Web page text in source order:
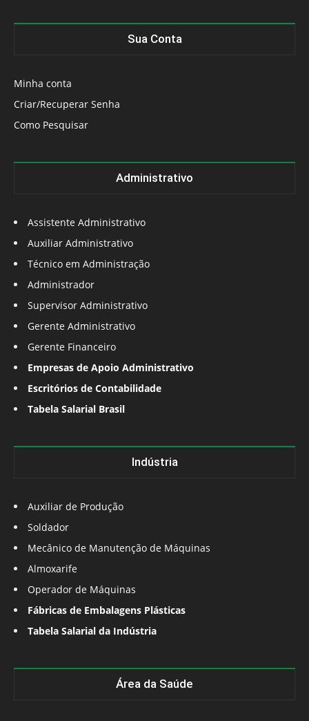
Sua Conta
Minha conta
Criar/Recuperar Senha
Como Pesquisar
Administrativo
Assistente Administrativo
Auxiliar Administrativo
Técnico em Administração
Administrador
Supervisor Administrativo
Gerente Administrativo
Gerente Financeiro
Empresas de Apoio Administrativo
Escritórios de Contabilidade
Tabela Salarial Brasil
Indústria
Auxiliar de Produção
Soldador
Mecânico de Manutenção de Máquinas
Almoxarife
Operador de Máquinas
Fábricas de Embalagens Plásticas
Tabela Salarial da Indústria
Área da Saúde